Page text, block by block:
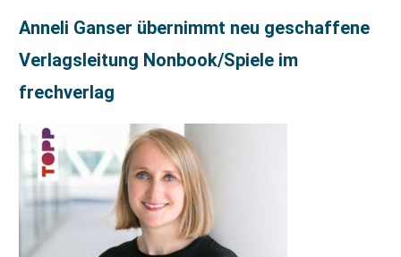
Anneli Ganser übernimmt neu geschaffene
Verlagsleitung Nonbook/Spiele im
frechverlag